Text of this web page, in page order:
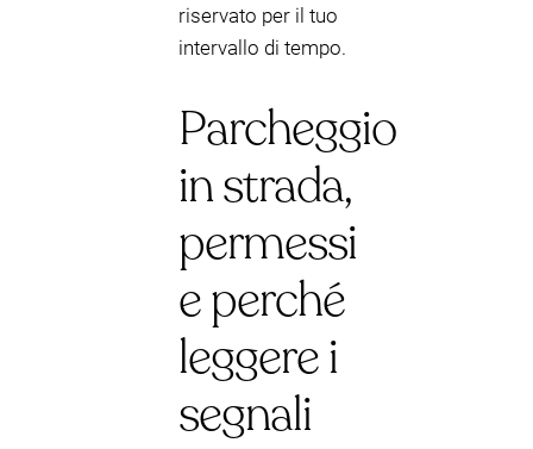
riservato per il tuo
intervallo di tempo.
Parcheggio
in strada,
permessi
e perché
leggere i
segnali